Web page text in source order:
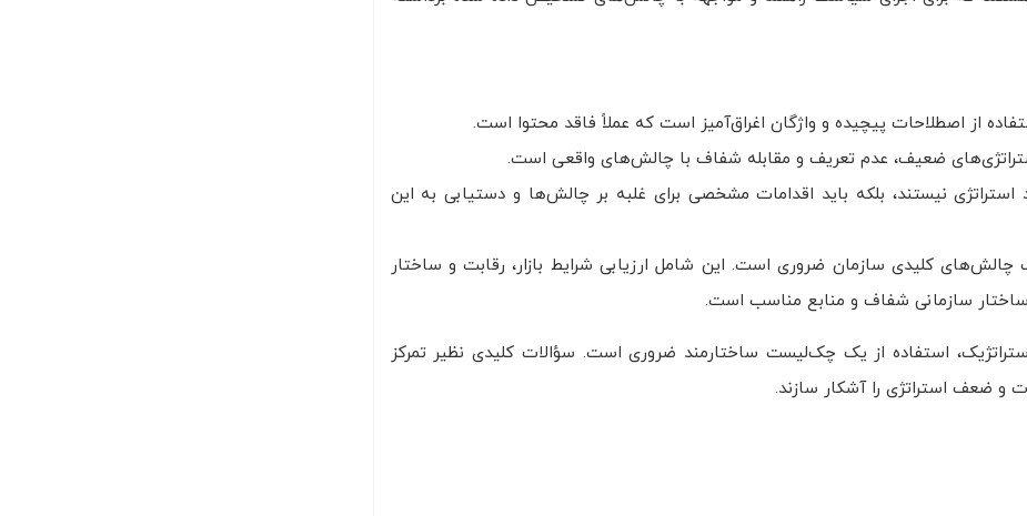
از اصطلاحات پیچیده و واژگان اغراق‌آمیز است که عملاً فاقد محتوا است.
ضعیف، عدم تعریف و مقابله شفاف با چالش‌های واقعی است.
نیستند، بلکه باید اقدامات مشخصی برای غلبه بر چالش‌ها و دستیابی به این
کلیدی سازمان ضروری است. این شامل ارزیابی شرایط بازار، رقابت و ساختار
ساختار سازمانی شفاف و منابع مناسب است.
استفاده از یک چک‌لیست ساختارمند ضروری است. سؤالات کلیدی نظیر تمرکز
و ضعف استراتژی را آشکار سازند.